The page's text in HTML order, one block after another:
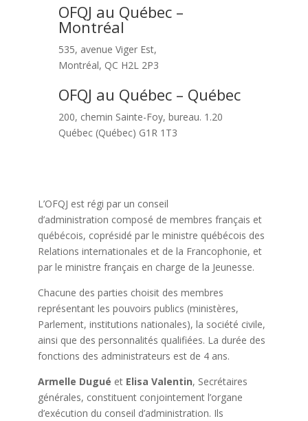
OFQJ au Québec –
Montréal
535, avenue Viger Est,
Montréal, QC H2L 2P3
OFQJ au Québec – Québec
200, chemin Sainte-Foy, bureau. 1.20
Québec (Québec) G1R 1T3
L’OFQJ est régi par un conseil
d’administration composé de membres français et
québécois, coprésidé par le ministre québécois des
Relations internationales et de la Francophonie, et
par le ministre français en charge de la Jeunesse.
Chacune des parties choisit des membres
représentant les pouvoirs publics (ministères,
Parlement, institutions nationales), la société civile,
ainsi que des personnalités qualifiées. La durée des
fonctions des administrateurs est de 4 ans.
Armelle Dugué et Elisa Valentin, Secrétaires
générales, constituent conjointement l’organe
d’exécution du conseil d’administration. Ils